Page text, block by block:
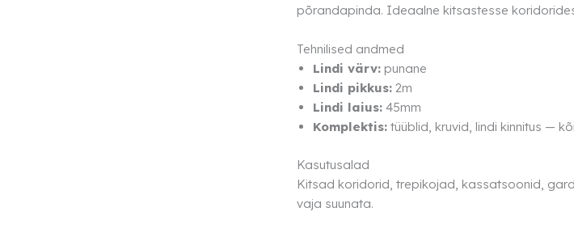
põrandapinda. Ideaalne kitsastesse
Tehnilised andmed
Lindi värv: punane
Lindi pikkus: 2m
Lindi laius: 45mm
Komplektis: tüüblid, kruvid, lindi kinnitus —
Kasutusalad
Kitsad koridorid, trepikojad, kassatsoonid,
vaja suunata.